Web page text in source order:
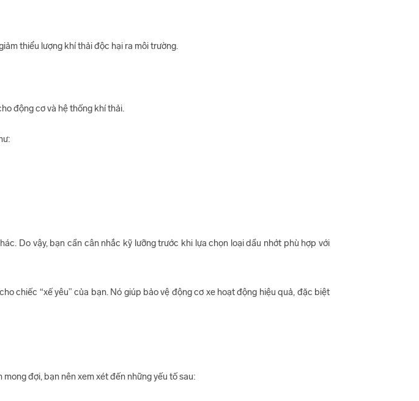
thiểu lượng khí thải độc hại ra môi trường.
động cơ và hệ thống khí thải.
Do vậy, bạn cần cân nhắc kỹ lưỡng trước khi lựa chọn loại dầu nhớt phù hợp với
chiếc “xế yêu” của bạn. Nó giúp bảo vệ động cơ xe hoạt động hiệu quả, đặc biệt
đợi, bạn nên xem xét đến những yếu tố sau: